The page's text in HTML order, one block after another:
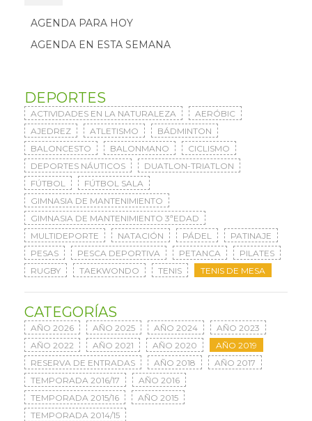
AGENDA PARA HOY
AGENDA EN ESTA SEMANA
DEPORTES
ACTIVIDADES EN LA NATURALEZA
AERÓBIC
AJEDREZ
ATLETISMO
BÁDMINTON
BALONCESTO
BALONMANO
CICLISMO
DEPORTES NÁUTICOS
DUATLON-TRIATLON
FÚTBOL
FÚTBOL SALA
GIMNASIA DE MANTENIMIENTO
GIMNASIA DE MANTENIMIENTO 3ªEDAD
MULTIDEPORTE
NATACIÓN PÁDEL
PATINAJE
PESAS
PESCA DEPORTIVA PETANCA
PILATES
RUGBY
TAEKWONDO TENIS TENIS DE MESA
CATEGORÍAS
AÑO 2026 AÑO 2025 AÑO 2024
AÑO 2023
AÑO 2022
AÑO 2021 AÑO 2020
AÑO 2019
RESERVA DE ENTRADAS
AÑO 2018
AÑO 2017
TEMPORADA 2016/17
AÑO 2016
TEMPORADA 2015/16
AÑO 2015
TEMPORADA 2014/15